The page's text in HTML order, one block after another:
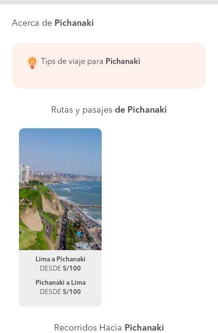
Acerca de Pichanaki
Tips de viaje para Pichanaki
Rutas y pasajes de Pichanaki
Lima a Pichanaki
DESDE S/100
Pichanaki a Lima
DESDE S/100
Recorridos Hacia Pichanaki